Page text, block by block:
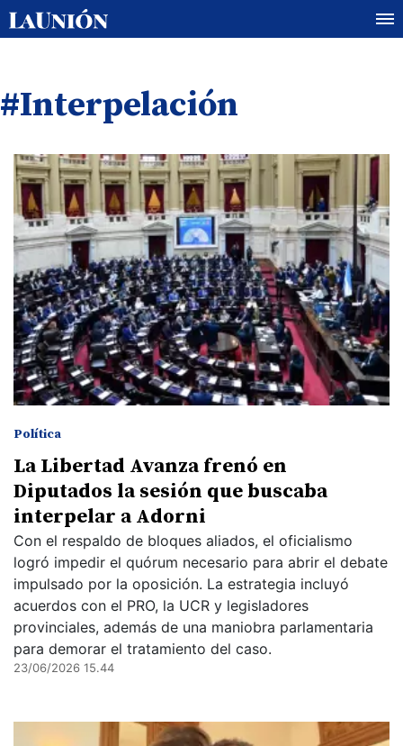
#Interpelación
Política
La Libertad Avanza frenó en
Diputados la sesión que buscaba
interpelar a Adorni
Con el respaldo de bloques aliados, el oficialismo
logró impedir el quórum necesario para abrir el debate
impulsado por la oposición. La estrategia incluyó
acuerdos con el PRO, la UCR y legisladores
provinciales, además de una maniobra parlamentaria
para demorar el tratamiento del caso.
23/06/2026 15.44